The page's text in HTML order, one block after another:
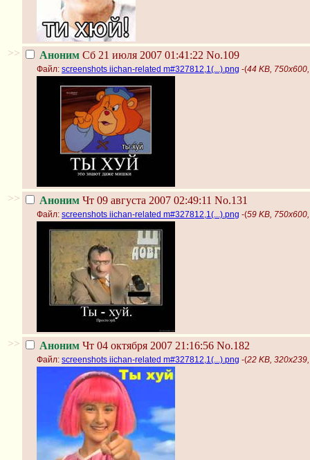
>> Аноним Сб 21 июля 2007 01:41:22 No.109
Файл: screenshots iichan-related m#327812,1(...).png -(44 KB,
>> Аноним Чт 09 августа 2007 02:49:11 No.131
Файл: screenshots iichan-related m#327812,1(...).png -(59 KB,
>> Аноним Чт 04 октября 2007 21:16:56 No.182
Файл: screenshots iichan-related m#327812,1(...).png -(22 KB,